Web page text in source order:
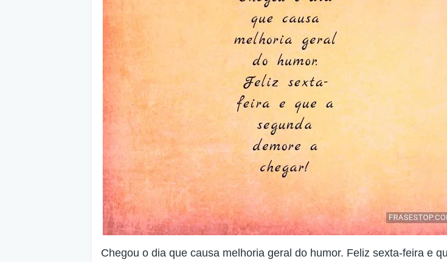
Chegou o dia que causa melhoria geral do humor. Feliz sexta-feira e